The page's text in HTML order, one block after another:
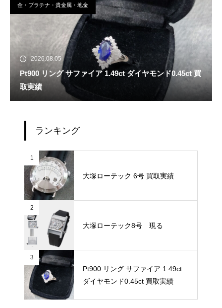
金・プラチナ・貴金属・地金
2026.08.05
Pt900 リング サファイア 1.49ct ダイヤモンド0.45ct 買
取実績
ランキング
1
大塚ローテック 6号 買取実績
2
大塚ローテック8号 現る
3
Pt900 リング サファイア 1.49ct
ダイヤモンド0.45ct 買取実績